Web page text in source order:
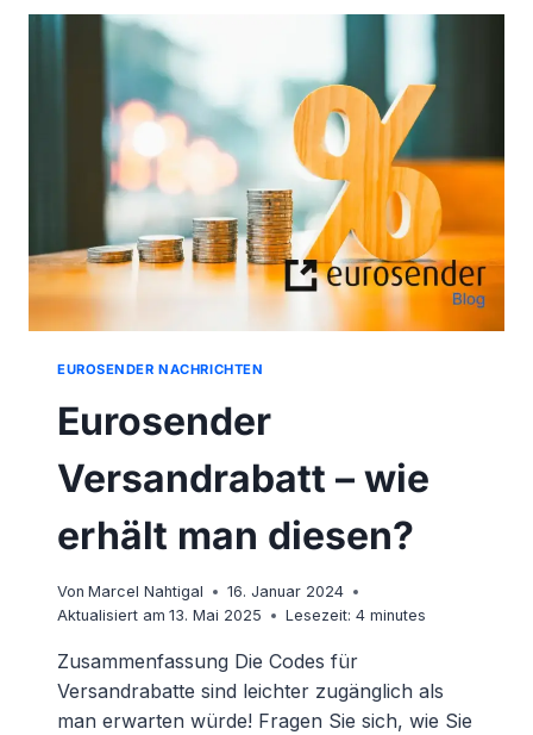
STATUS?
EUROSENDER NACHRICHTEN
Eurosender
Versandrabatt – wie
erhält man diesen?
Von Marcel Nahtigal
16. Januar 2024
Aktualisiert am 13. Mai 2025 Lesezeit: 4minutes
Zusammenfassung Die Codes für
Versandrabatte sind leichter zugänglich als
man erwarten würde! Fragen Sie sich, wie Sie